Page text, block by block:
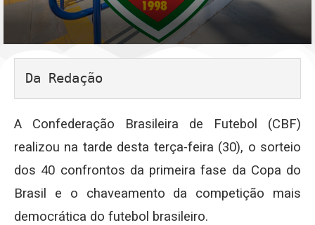
Da Redação
A Confederação Brasileira de Futebol (CBF)
realizou na tarde desta terça-feira (30), o sorteio
dos 40 confrontos da primeira fase da Copa do
Brasil e o chaveamento da competição mais
democrática do futebol brasileiro.